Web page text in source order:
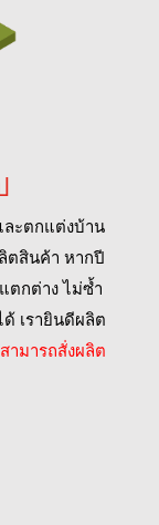
ละตกแต่งบ้าน
ตสินค้า หากปี
ตกต่าง ไม่ซ้ำ
เรายินดีผลิต
สามารถสั่งผลิต